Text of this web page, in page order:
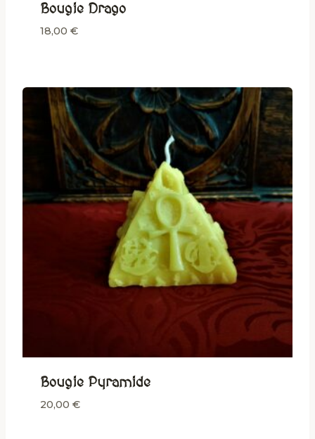
Bougie Drago
18,00 €
Bougie Pyramide
20,00 €